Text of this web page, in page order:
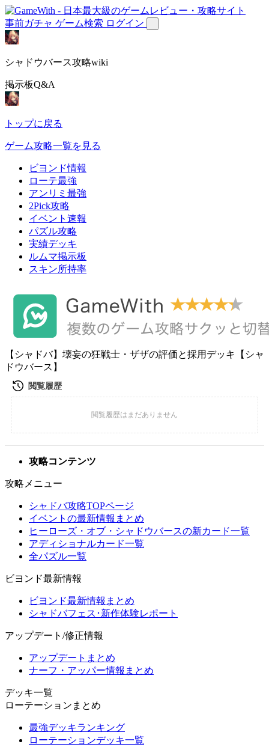
事前ガチャ ゲーム検索 ログイン
シャドウバース攻略wiki
掲示板Q&A
トップに戻る
ゲーム攻略一覧を見る
ビヨンド情報
ローテ最強
アンリミ最強
2Pick攻略
イベント速報
パズル攻略
実績デッキ
ルムマ掲示板
スキン所持率
【シャドバ】壊妄の狂戦士・ザザの評価と採用デッキ【シャ
ドウバース】
攻略コンテンツ
攻略メニュー
シャドバ攻略TOPページ
イベントの最新情報まとめ
ヒーローズ・オブ・シャドウバースの新カード一覧
アディショナルカード一覧
全パズル一覧
ビヨンド最新情報
ビヨンド最新情報まとめ
シャドバフェス･新作体験レポート
アップデート/修正情報
アップデートまとめ
ナーフ・アッパー情報まとめ
デッキ一覧
ローテーションまとめ
最強デッキランキング
ローテーションデッキ一覧